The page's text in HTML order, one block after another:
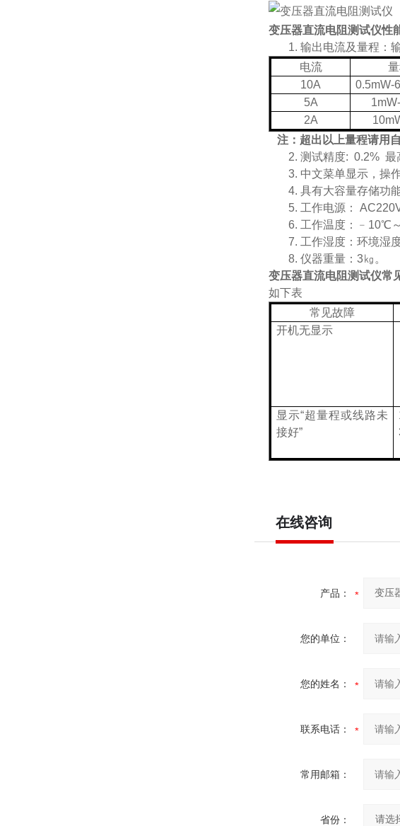
变压器直流电阻测试仪性
1. 输出电流及量程：
电流
10A
0.5mW-
5A
1mW
2A
10m
注：超出以上量程请用
2. 测试精度: 0.2% 最
3. 中文菜单显示，操
4. 具有大容量存储功
5. 工作电源：
6. 工作温度：
7. 工作湿度：环
8. 仪器重量：3㎏。
变压器直流电阻测试仪常
如下表
常见故障
开机无显示
显示“超量程或线路未
接好”
在线咨询
产品：
您的单位：
您的姓名：
联系电话：
常用邮箱：
省份：